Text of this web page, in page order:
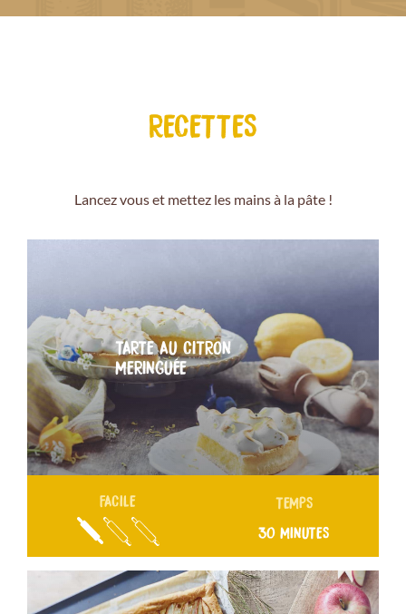
RECETTES
Lancez vous et mettez les mains à la pâte !
TARTE AU CITRON
MERINGUÉE
FACILE TEMPS
30 MINUTES